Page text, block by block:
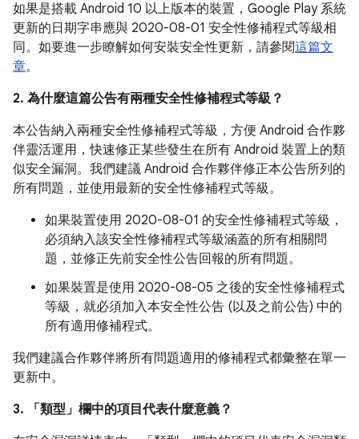
如果是搭載 Android 10 以上版本的裝置，Google Play 系統
更新的日期字串應與 2020-08-01 安全性修補程式等級相
同。如要進一步瞭解如何安裝安全性更新，請參閱這篇文
章。
2. 為什麼這篇公告有兩種安全性修補程式等級？
本公告納入兩種安全性修補程式等級，方便 Android 合作夥
伴靈活運用，快速修正某些發生在所有 Android 裝置上的類
似安全漏洞。我們建議 Android 合作夥伴修正本公告所列的
所有問題，並使用最新的安全性修補程式等級。
如果裝置使用 2020-08-01 的安全性修補程式等級，
必須納入該安全性修補程式等級涵蓋的所有相關問
題，並修正先前安全性公告回報的所有問題。
如果裝置是使用 2020-08-05 之後的安全性修補程式
等級，就必須加入本安全性公告 (以及之前公告) 中的
所有適用修補程式。
我們建議合作夥伴將所有問題適用的修補程式都彙整在單一
更新中。
3. 「類型」 欄中的項目代表什麼意義？